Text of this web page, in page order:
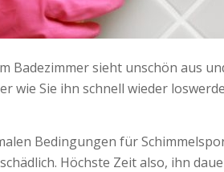
Badezimmer sieht unschön aus
wie Sie ihn schnell wieder
Bedingungen für
Höchste Zeit also, ihn